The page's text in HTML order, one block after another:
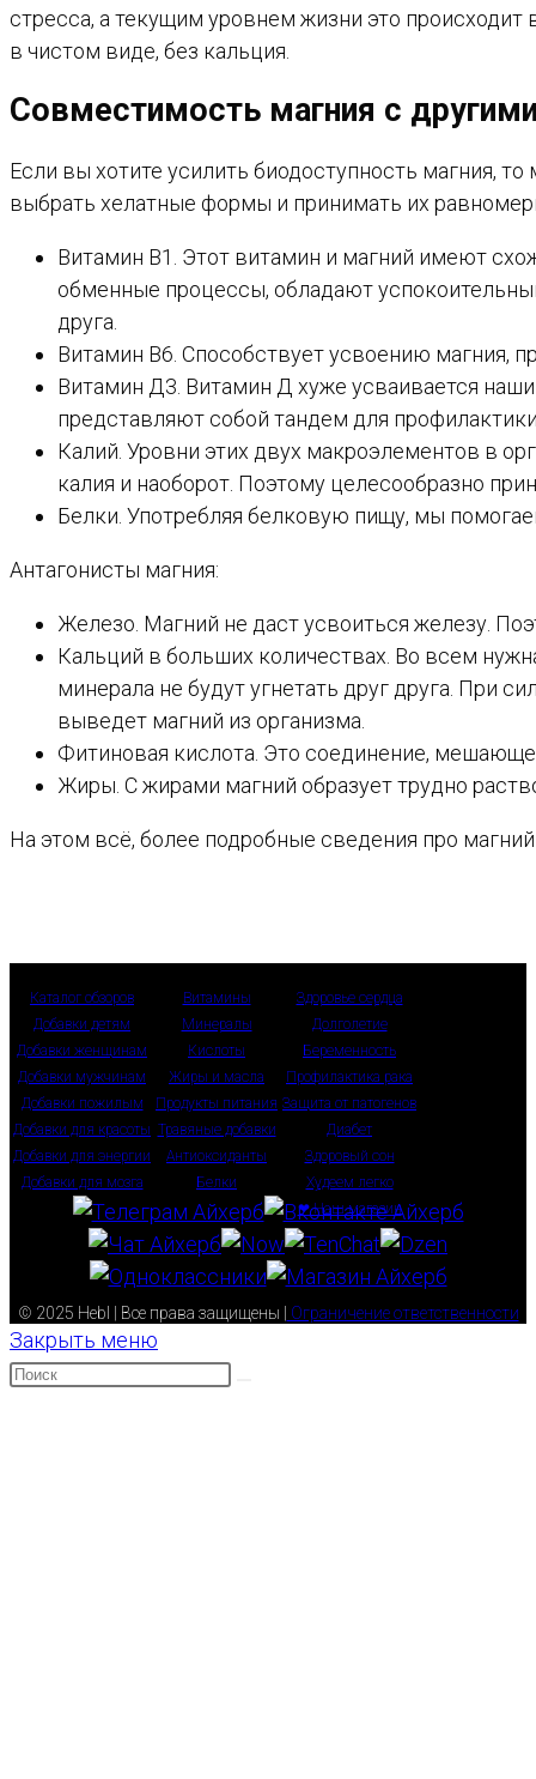
стресса, а текущим уровнем жизни это
в чистом виде, без кальция.
Совместимость магния с
Если вы хотите усилить биодоступность магния,
выбрать хелатные формы и принимать их
Витамин В1. Этот витамин и магний имеют
обменные процессы, обладают
друга.
Витамин В6. Способствует усвоению магния,
Витамин Д3. Витамин Д хуже усваивается
представляют собой тандем для
Калий. Уровни этих двух макроэлементов в
калия и наоборот. Поэтому целесообразно
Белки. Употребляя белковую пищу, мы
Антагонисты магния:
Железо. Магний не даст усвоиться железу.
Кальций в больших количествах. Во всем
минерала не будут угнетать друг друга. При
выведет магний из организма.
Фитиновая кислота. Это соединение,
Жиры. С жирами магний образует трудно
На этом всё, более подробные сведения про
Каталог обзоров
Добавки детям
Добавки женщинам
Добавки мужчинам
Добавки пожилым
Добавки для красоты
Добавки для энергии
Добавки для мозга
Витамины
Минералы
Кислоты
Жиры и масла
Продукты питания
Травяные добавки
Антиоксиданты
Белки
Здоровье сердца
Долголетие
Беременность
Профилактика рака
Защита от патогенов
Диабет
Здоровый сон
Худеем легко
❤ Наш магазин
© 2025 Hebl | Все права защищены | Ограничение ответственности
Закрыть меню